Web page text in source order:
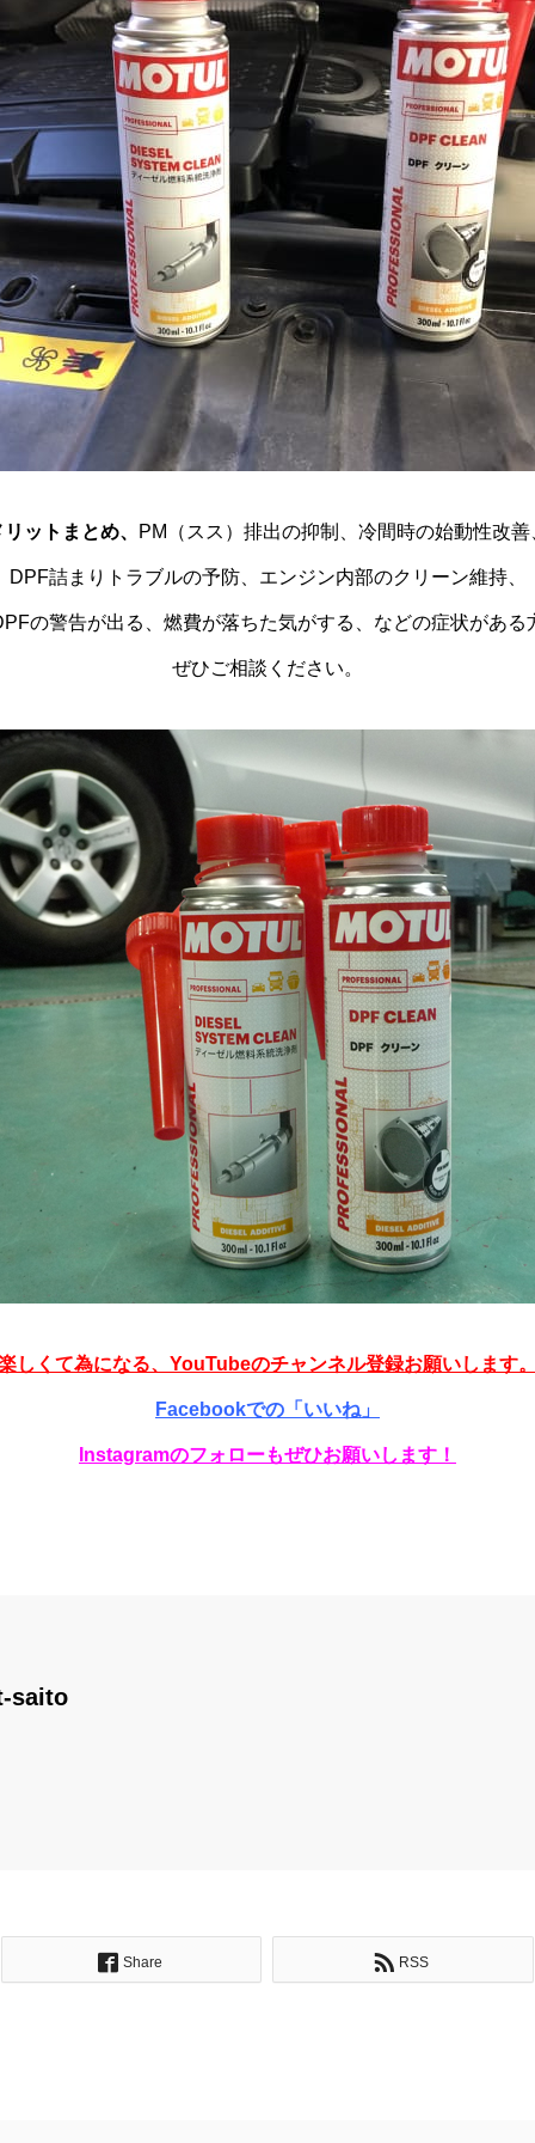
リットまとめ、 PM（スス）排出の抑制、冷間時の始動性改善
DPF詰まりトラブルの予防、エンジン内部のクリーン維持、
の警告が出る、燃費が落ちた気がする、などの症状がある
ぜひご相談ください。
しくて為になる、YouTubeのチャンネル登録お願いします
Facebookでの「いいね」
Instagramのフォローもぜひお願いします！
saito
Share RSS